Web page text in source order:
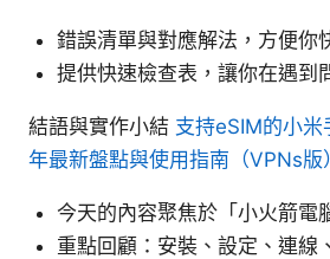
錯誤清單與對應解法，方便你
提供快速檢查表，讓你在遇到
結語與實作小結 支持eSIM的小
年最新盤點與使用指南（VPNs版
今天的內容聚焦於「小火箭電
重點回顧：安裝、設定、連線